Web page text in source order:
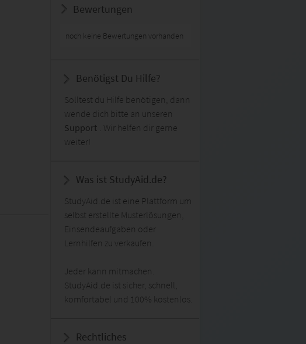
Bewertungen
noch keine Bewertungen vorhanden
Benötigst Du Hilfe?
Solltest du Hilfe benötigen, dann
wende dich bitte an unseren
Support . Wir helfen dir gerne
weiter!
Was ist StudyAid.de?
StudyAid.de ist eine Plattform um
selbst erstellte Musterlösungen,
Einsendeaufgaben oder
Lernhilfen zu verkaufen.
Jeder kann mitmachen.
StudyAid.de ist sicher, schnell,
komfortabel und 100% kostenlos.
Rechtliches